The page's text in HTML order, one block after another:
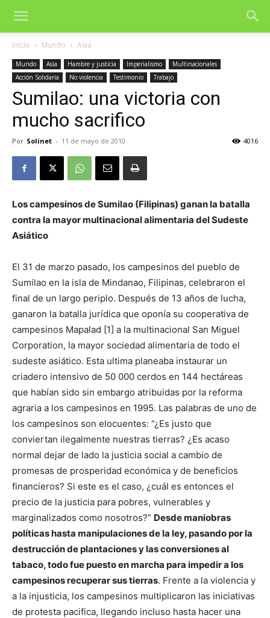
Inicio Mundo Asia
Mundo Asia Hambre y justicia Imperialismo
Multinacionales
Acción Solidaria
No violencia Testimonio Trabajo
Sumilao: una victoria con
mucho sacrifico
Por Solinet - 11 de mayo de 2010 4016
Los campesinos de Sumilao (Filipinas) ganan la batalla
contra la mayor multinacional alimentaria del Sudeste
Asiático
El 31 de marzo pasado, los campesinos del pueblo de
Sumilao en la isla de Mindanao, Filipinas, celebraron el
final de un largo periplo. Después de 13 años de lucha,
ganaron la batalla jurídica que oponía su cooperativa de
campesinos Mapalad [1] a la multinacional San Miguel
Corporation, la mayor sociedad alimentaria de todo el
sudeste asiático. Esta ultima planeaba instaurar un
criadero intensivo de 50 000 cerdos en 144 hectáreas
que habían sido sin embargo atribuidas por la reforma
agraria a los campesinos en 1995. Las palabras de uno de
los campesinos son elocuentes: “¿Es justo que
conviertan ilegalmente nuestras tierras? ¿Es acaso
normal dejar de lado la justicia social a cambio de
promesas de prosperidad económica y de beneficios
financieros? Si este es el caso, ¿cuál es entonces el
precio de la justicia para pobres, vulnerables y
marginalizados como nosotros?” Desde maniobras
políticas hasta manipulaciones de la ley, pasando por la
destrucción de plantaciones y las conversiones al
tabaco, todo fue puesto en marcha para impedir a los
campesinos recuperar sus tierras. Frente a la violencia y
a la injusticia, los campesinos multiplicaron las iniciativas
de protesta pacifica, llegando incluso hasta hacer una